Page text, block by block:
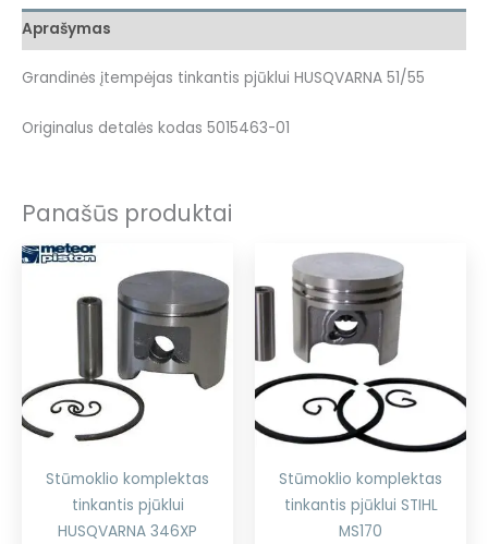
Aprašymas
Grandinės įtempėjas tinkantis pjūklui HUSQVARNA 51/55
Originalus detalės kodas 5015463-01
Panašūs produktai
Stūmoklio komplektas
tinkantis pjūklui
HUSQVARNA 346XP
Stūmoklio komplektas
tinkantis pjūklui STIHL
MS170